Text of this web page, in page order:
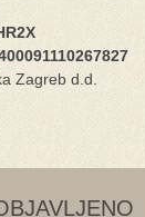
Zagreb d.d.